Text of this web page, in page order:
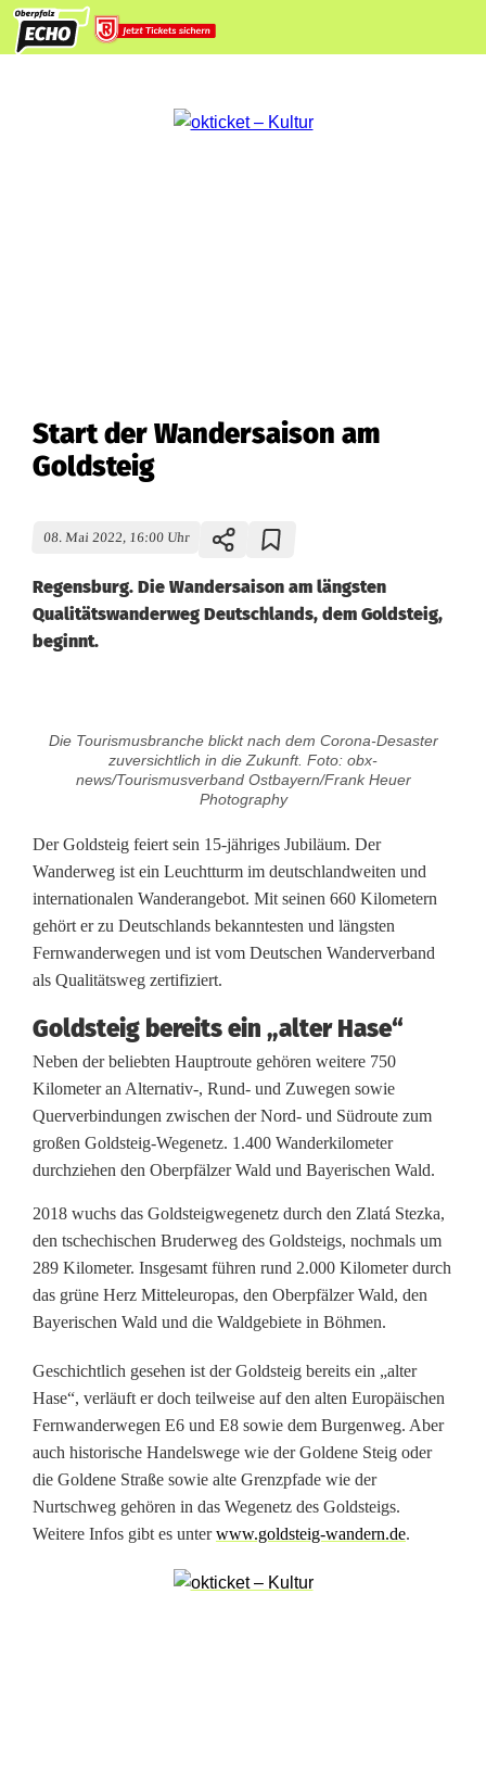
Start der Wandersaison am
Goldsteig
08. Mai 2022, 16:00 Uhr
Regensburg. Die Wandersaison am längsten
Qualitätswanderweg Deutschlands, dem Goldsteig,
beginnt.
r
t
d
e
W
a
n
d
e
r
s
i
s
o
n
a
Die Tourismusbranche blickt nach dem Corona-Desaster
zuversichtlich in die Zukunft. Foto: obx-
news/Tourismusverband Ostbayern/Frank Heuer
Photography
Der Goldsteig feiert sein 15-jähriges Jubiläum. Der
Wanderweg ist ein Leuchtturm im deutschlandweiten und
internationalen Wanderangebot. Mit seinen 660 Kilometern
gehört er zu Deutschlands bekanntesten und längsten
Fernwanderwegen und ist vom Deutschen Wanderverband
als Qualitätsweg zertifiziert.
Goldsteig bereits ein „alter Hase“
Neben der beliebten Hauptroute gehören weitere 750
Kilometer an Alternativ-, Rund- und Zuwegen sowie
Querverbindungen zwischen der Nord- und Südroute zum
großen Goldsteig-Wegenetz. 1.400 Wanderkilometer
durchziehen den Oberpfälzer Wald und Bayerischen Wald.
2018 wuchs das Goldsteigwegenetz durch den Zlatá Stezka,
den tschechischen Bruderweg des Goldsteigs, nochmals um
289 Kilometer. Insgesamt führen rund 2.000 Kilometer durch
das grüne Herz Mitteleuropas, den Oberpfälzer Wald, den
Bayerischen Wald und die Waldgebiete in Böhmen.
Geschichtlich gesehen ist der Goldsteig bereits ein „alter
Hase“, verläuft er doch teilweise auf den alten Europäischen
Fernwanderwegen E6 und E8 sowie dem Burgenweg. Aber
auch historische Handelswege wie der Goldene Steig oder
die Goldene Straße sowie alte Grenzpfade wie der
Nurtschweg gehören in das Wegenetz des Goldsteigs.
Weitere Infos gibt es unterwww.goldsteig-wandern.de.